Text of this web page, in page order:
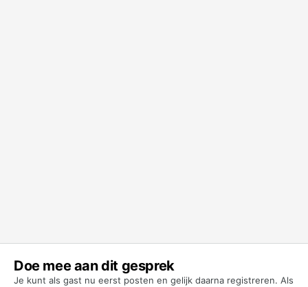
Doe mee aan dit gesprek
Je kunt als gast nu eerst posten en gelijk daarna registreren. Als